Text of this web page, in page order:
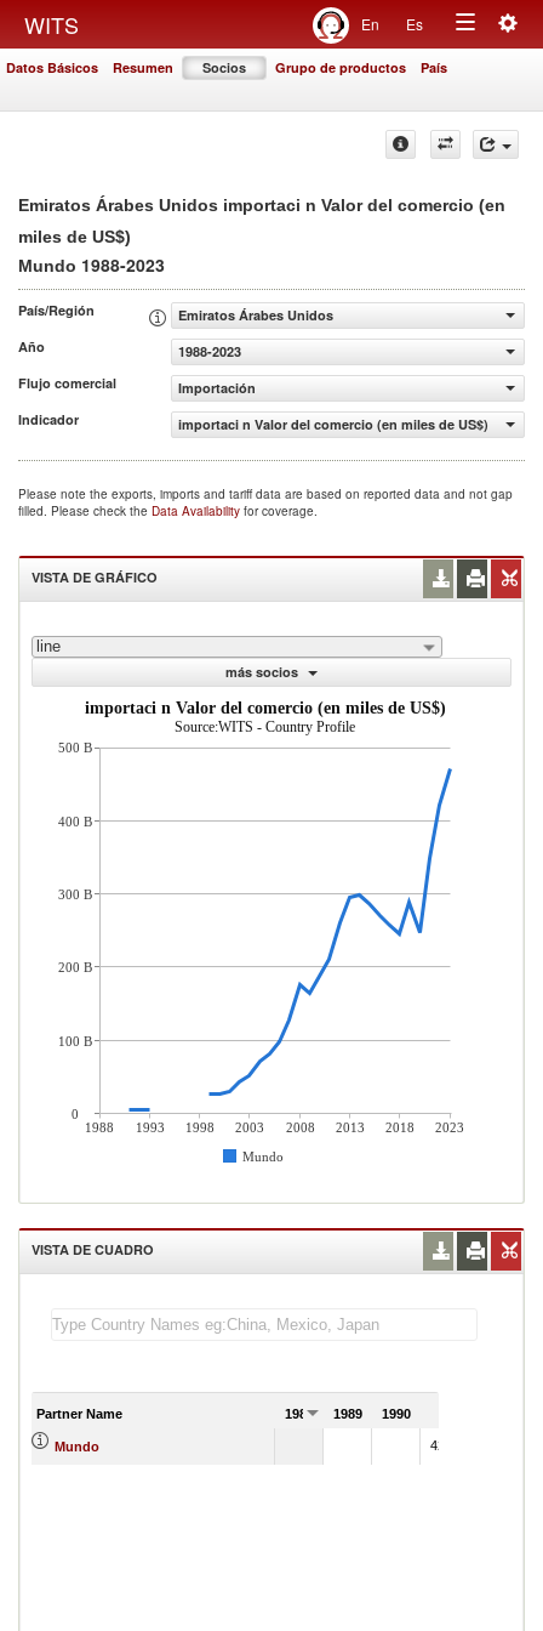
WITS En Es
Toggle
Datos Básicos Resumen Socios Grupo de productos País
Emiratos Árabes Unidos importaci n Valor del comercio (en
miles de US$)
Mundo 1988-2023
País/Región
Emiratos Árabes Unidos
Año
1988-2023
Flujo comercial
Importación
Indicador
importaci n Valor del comercio (en miles de US$)
Please note the exports, imports and tariff data are based on reported data and not gap
filled. Please check the Data Availability for coverage.
VISTA DE GRÁFICO
line
más socios
importaci n Valor del comercio (en miles de US$)
Source:WITS - Country Profile
1988 1993 1998 2003 2008 2013 2018
2023
Mundo
500 B
400 B
300 B
200 B
100 B
0
VISTA DE CUADRO
Partner Name 1988 1989 1990
Mundo 4284482